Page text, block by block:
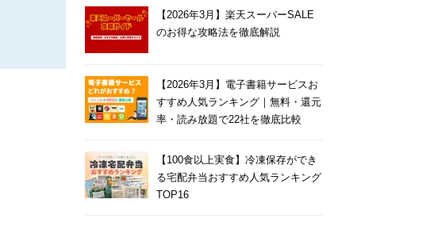
【2026年3月】楽天スーパーSALE
のお得な攻略法を徹底解説
【2026年3月】電子書籍サービスお
すすめ人気ランキング｜無料・還元
率・読み放題で22社を徹底比較
【100食以上実食】冷凍保存ができ
る宅配弁当おすすめ人気ランキング
TOP16